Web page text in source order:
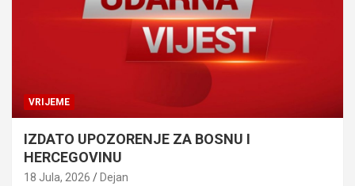
VRIJEME
IZDATO UPOZORENJE ZA BOSNU I
HERCEGOVINU
18 Jula, 2026 Dejan